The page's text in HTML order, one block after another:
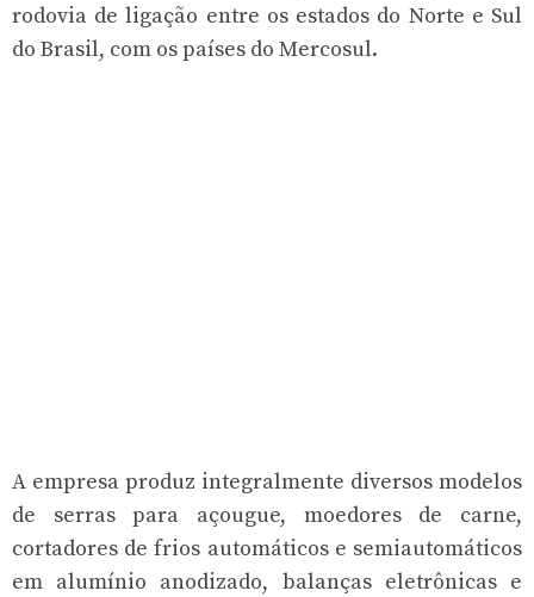
rodovia de ligação entre os estados do Norte e Sul
do Brasil, com os países do Mercosul.
A empresa produz integralmente diversos modelos
de serras para açougue, moedores de carne,
cortadores de frios automáticos e semiautomáticos
em alumínio anodizado, balanças eletrônicas e